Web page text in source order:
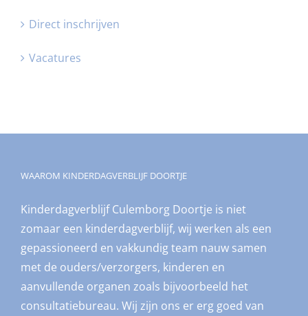
Direct inschrijven
Vacatures
WAAROM KINDERDAGVERBLIJF DOORTJE
Kinderdagverblijf Culemborg Doortje is niet
zomaar een kinderdagverblijf, wij werken als een
gepassioneerd en vakkundig team nauw samen
met de ouders/verzorgers, kinderen en
aanvullende organen zoals bijvoorbeeld het
consultatiebureau. Wij zijn ons er erg goed van